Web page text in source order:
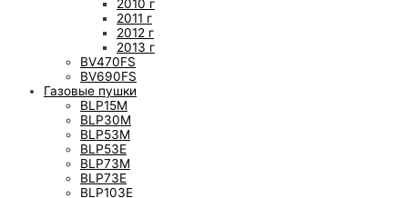
2010 г
2011 г
2012 г
2013 г
BV470FS
BV690FS
Газовые пушки
BLP15M
BLP30M
BLP53M
BLP53E
BLP73M
BLP73E
BLP103E